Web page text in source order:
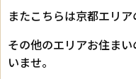
またこちらは京都エリア
その他のエリアお住ま
いませ。